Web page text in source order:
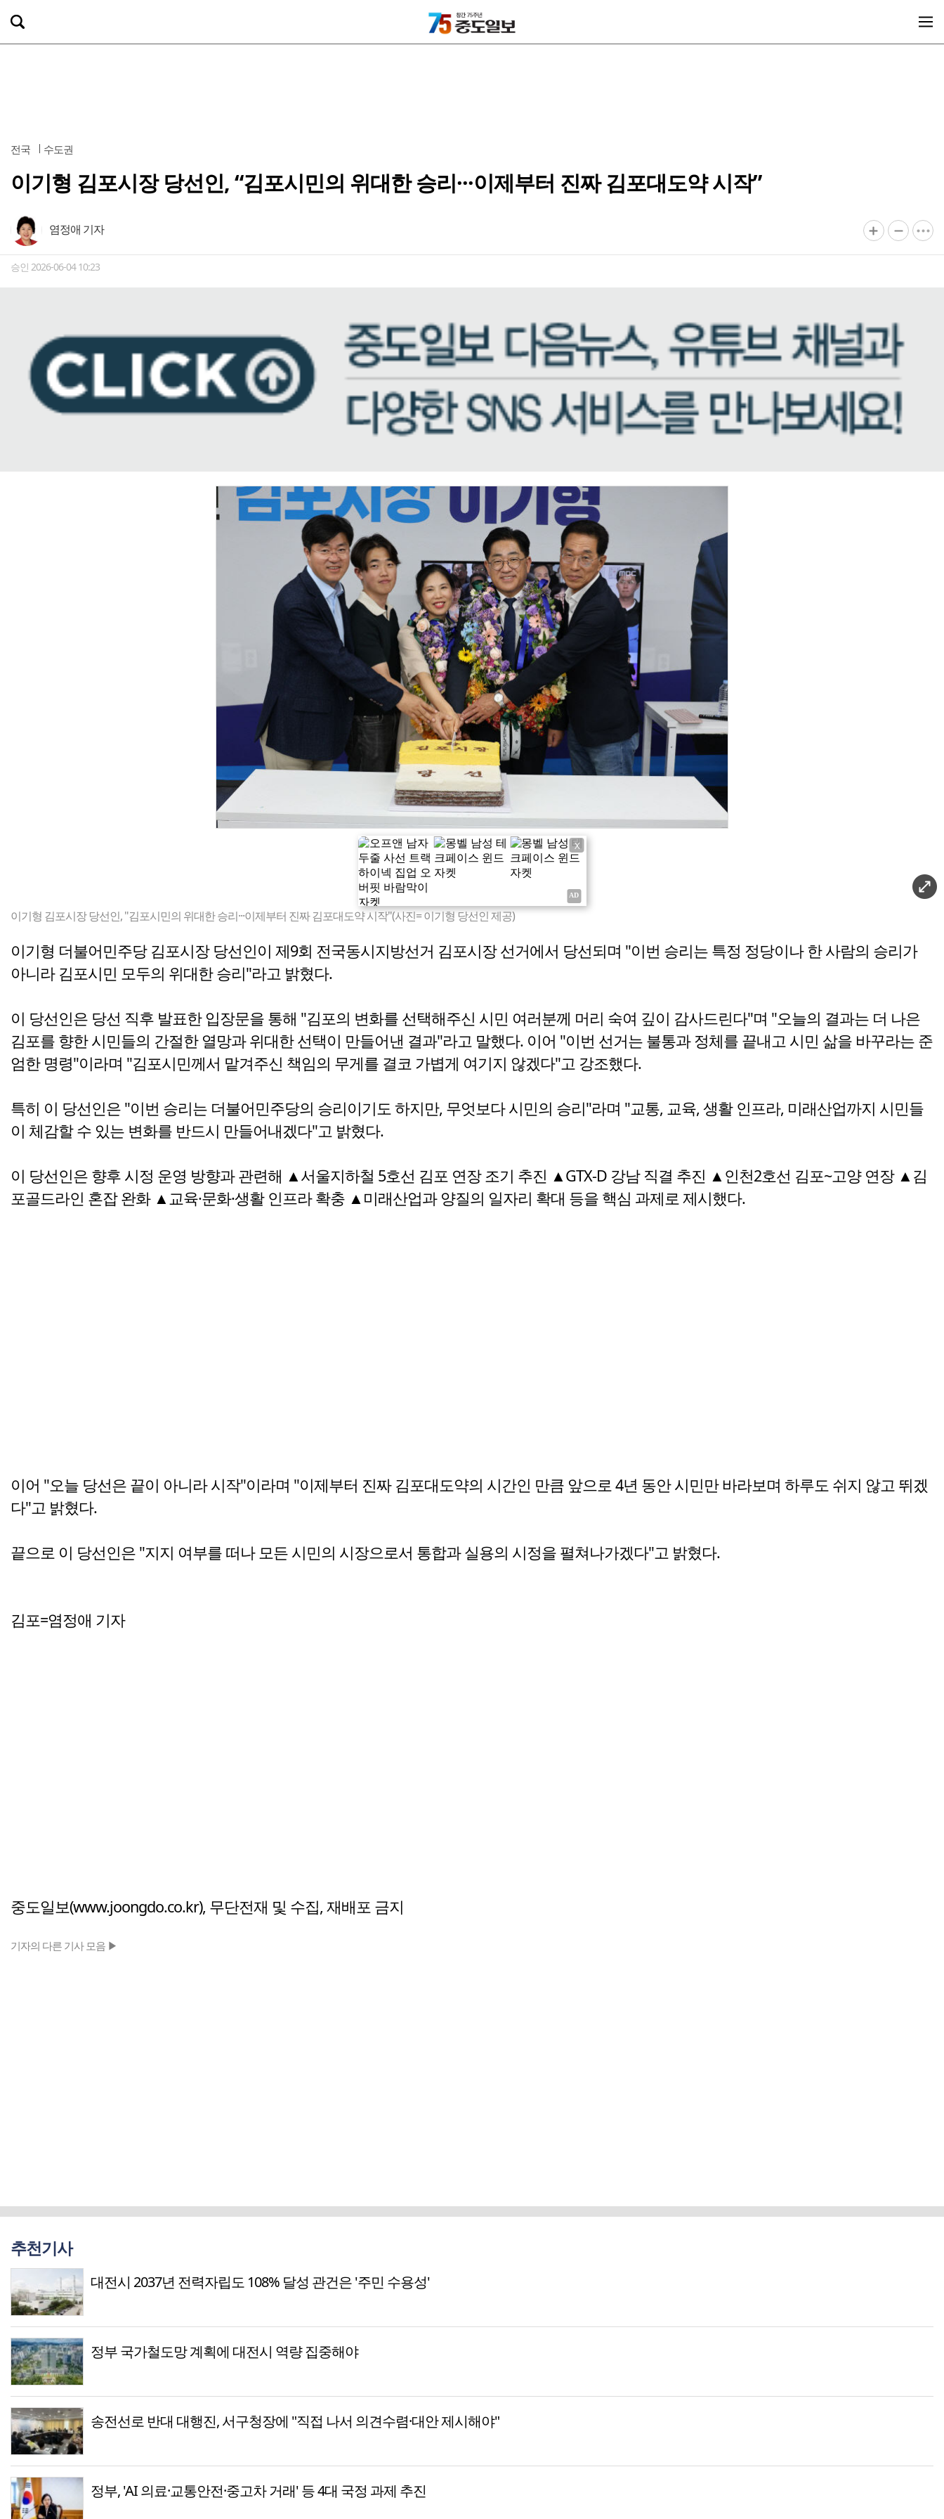
전국 수도권
이기형 김포시장 당선인, “김포시민의 위대한 승리···이제부터 진짜 김포대도약 시작”
염정애 기자
승인 2026-06-04 10:23
X
이기형 김포시장 당선인, "김포시민의 위대한 승리···이제부터 진짜 김포대도약 시작"(사진= 이기형 당선인 제공)
이기형 더불어민주당 김포시장 당선인이 제9회 전국동시지방선거 김포시장 선거에서 당선되며 "이번 승리는 특정 정당이나 한 사람의 승리가
아니라 김포시민 모두의 위대한 승리"라고 밝혔다.
이 당선인은 당선 직후 발표한 입장문을 통해 "김포의 변화를 선택해주신 시민 여러분께 머리 숙여 깊이 감사드린다"며 "오늘의 결과는 더 나은
김포를 향한 시민들의 간절한 열망과 위대한 선택이 만들어낸 결과"라고 말했다. 이어 "이번 선거는 불통과 정체를 끝내고 시민 삶을 바꾸라는 준
엄한 명령"이라며 "김포시민께서 맡겨주신 책임의 무게를 결코 가볍게 여기지 않겠다"고 강조했다.
특히 이 당선인은 "이번 승리는 더불어민주당의 승리이기도 하지만, 무엇보다 시민의 승리"라며 "교통, 교육, 생활 인프라, 미래산업까지 시민들
이 체감할 수 있는 변화를 반드시 만들어내겠다"고 밝혔다.
이 당선인은 향후 시정 운영 방향과 관련해 ▲서울지하철 5호선 김포 연장 조기 추진 ▲GTX-D 강남 직결 추진 ▲인천2호선 김포~고양 연장 ▲김
포골드라인 혼잡 완화 ▲교육·문화·생활 인프라 확충 ▲미래산업과 양질의 일자리 확대 등을 핵심 과제로 제시했다.
이어 "오늘 당선은 끝이 아니라 시작"이라며 "이제부터 진짜 김포대도약의 시간인 만큼 앞으로 4년 동안 시민만 바라보며 하루도 쉬지 않고 뛰겠
다"고 밝혔다.
끝으로 이 당선인은 "지지 여부를 떠나 모든 시민의 시장으로서 통합과 실용의 시정을 펼쳐나가겠다"고 밝혔다.
김포=염정애 기자
중도일보(www.joongdo.co.kr), 무단전재 및 수집, 재배포 금지
기자의 다른 기사 모음 ▶
추천기사
대전시 2037년 전력자립도 108% 달성 관건은 '주민 수용성'
정부 국가철도망 계획에 대전시 역량 집중해야
송전선로 반대 대행진, 서구청장에 "직접 나서 의견수렴·대안 제시해야"
정부, 'AI 의료·교통안전·중고차 거래' 등 4대 국정 과제 추진